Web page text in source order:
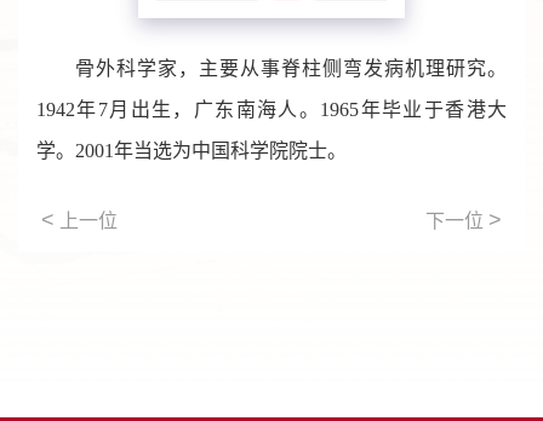
骨外科学家，主要从事脊柱侧弯发病机理研究。
1942年7月出生，广东南海人。1965年毕业于香港大
学。2001年当选为中国科学院院士。
< 上一位 下一位 >